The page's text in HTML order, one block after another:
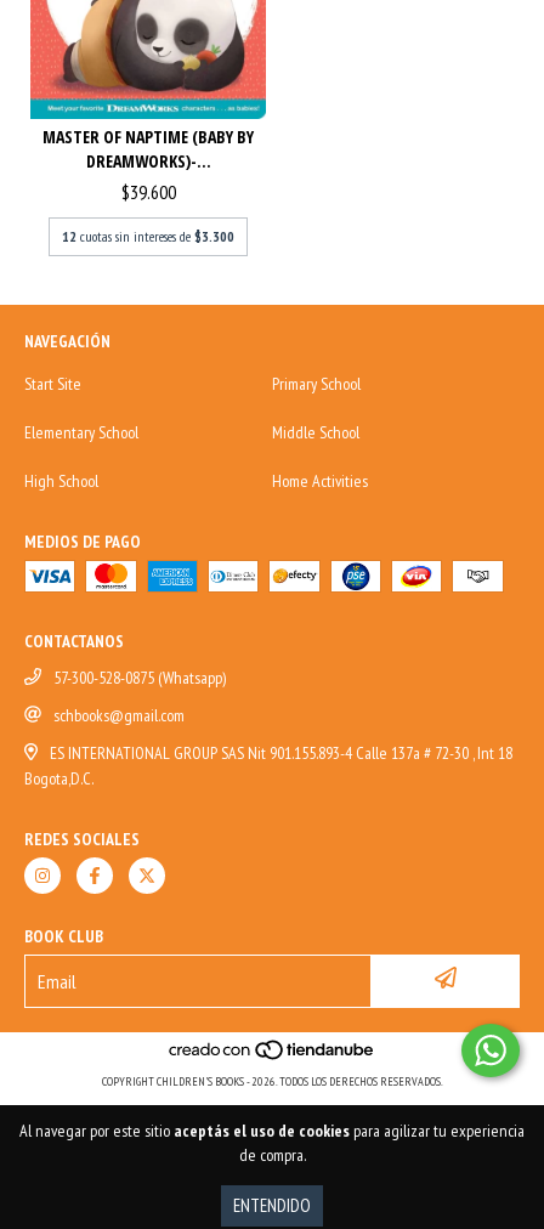
Al navegar por este sitio aceptás el uso de cookiespara agilizar tu experiencia
de compra.
ENTENDIDO
MASTER OF NAPTIME (BABY BY
DREAMWORKS)-...
$39.600
12 cuotas sin intereses de $3.300
NAVEGACIÓN
Start Site
Primary School
Elementary School Middle School
High School Home Activities
MEDIOS DE PAGO
CONTACTANOS
57-300-528-0875 (Whatsapp)
schbooks@gmail.com
ES INTERNATIONAL GROUP SAS Nit 901.155.893-4 Calle 137a # 72-30 , Int 18
Bogota,D.C.
REDES SOCIALES
BOOK CLUB
COPYRIGHT CHILDREN'S BOOKS - 2026. TODOS LOS DERECHOS RESERVADOS.